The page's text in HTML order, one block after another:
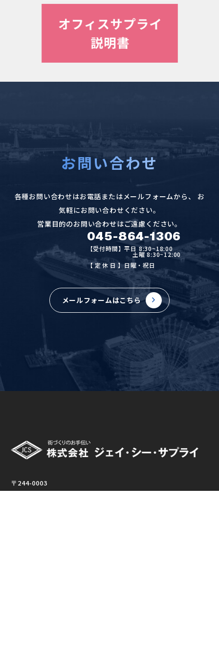
お問い合わせ
各種お問い合わせはお電話またはメールフォームから、
お
気軽にお問い合わせください。
営業目的のお問い合わせはご遠慮ください。
045-864-1306
【受付時間】平日 8:30~18:00
土曜 8:30~12:00
【定休日】日曜・祝日
メールフォームはこちら
〒244-0003
神奈川県横浜市戸塚区戸塚町1034